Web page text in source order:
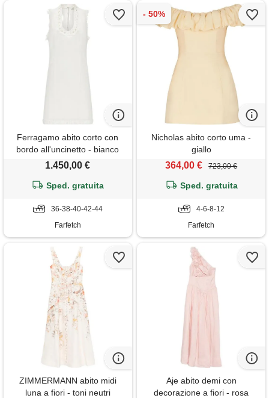
Ferragamo abito corto con
bordo all'uncinetto - bianco
1.450,00 €
Sped. gratuita
36-38-40-42-44
Farfetch
Nicholas abito corto uma -
giallo
364,00 € 723,00 €
Sped. gratuita
4-6-8-12
Farfetch
ZIMMERMANN abito midi
luna a fiori - toni neutri
Aje abito demi con
decorazione a fiori - rosa